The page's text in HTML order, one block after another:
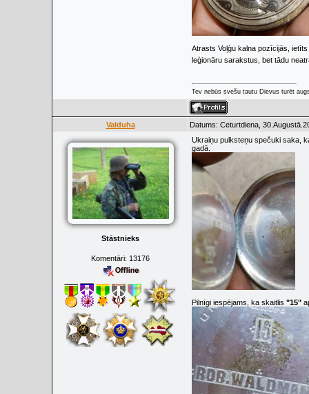
Atrasts Voļģu kalna pozīcijās,
leģionāru sarakstus, bet tādu
Tev nebūs svešu tautu Dievus turēt
Valduha Datums: Ceturtdiena,
Stāstnieks
Komentāri: 13176
Ukraiņu pulksteņu spečuki saka,
gadā.
Pilnīgi iespējams, ka skaitlis "15"